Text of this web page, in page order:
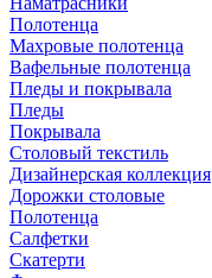
Полотенца
Махровые полотенца
Вафельные полотенца
Пледы и покрывала
Пледы
Покрывала
Столовый текстиль
Дизайнерская коллекция
Дорожки столовые
Полотенца
Салфетки
Скатерти